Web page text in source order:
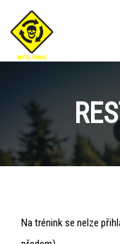
Restart
Na trénink se nelze